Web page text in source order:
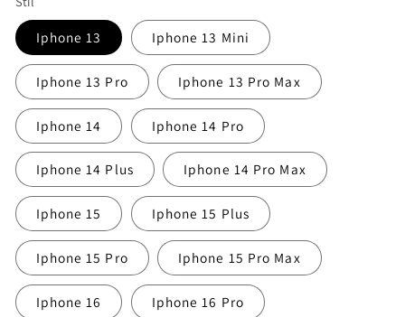
Iphone 13 Iphone 13 Mini
Iphone 13 Pro Iphone 13 Pro Max
Iphone 14 Iphone 14 Pro
Iphone 14 Plus Iphone 14 Pro Max
Iphone 15 Iphone 15 Plus
Iphone 15 Pro Iphone 15 Pro Max
Iphone 16 Iphone 16 Pro